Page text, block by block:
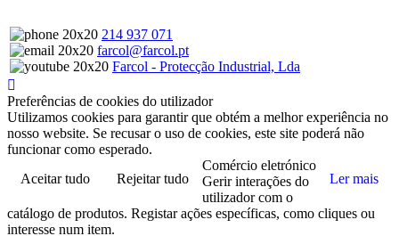
214 937 071
farcol@farcol.pt
Farcol - Protecção Industrial, Lda
Preferências de cookies do utilizador
Utilizamos cookies para garantir que obtém a melhor experiência no
nosso website. Se recusar o uso de cookies, este site poderá não
funcionar como esperado.
Aceitar tudo
Rejeitar tudo Ler mais
Comércio eletrónico
Gerir interações do
utilizador com o
catálogo de produtos. Registar ações específicas, como cliques ou
interesse num item.